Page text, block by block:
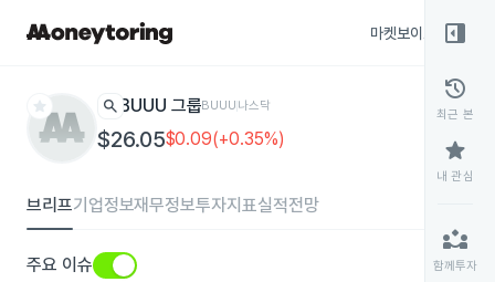
마켓보이스
star search BUUU 그룹BUUU나스닥
$26.05$0.09(+0.35%)
브리프기업정보재무정보투자지표실적전망
주요 이슈
right_panel_open
history
최근 본
star
내 관심
partner_exchange
함께투자